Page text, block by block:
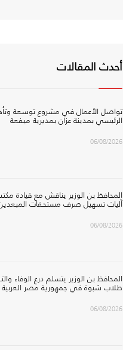
أحدث المقالات
تواصل الأعمال في مشروع توسعة
الرئيسي بمدينة عزان بمديرية ميفعة
06/08/2026
المحافظ بن الوزير يناقش مع قيادة
آليات تسهيل صرف مستحقات
06/08/2026
المحافظ بن الوزير يتسلم درع الوفاء
طلاب شبوة في جمهورية مصر العربية
06/08/2026